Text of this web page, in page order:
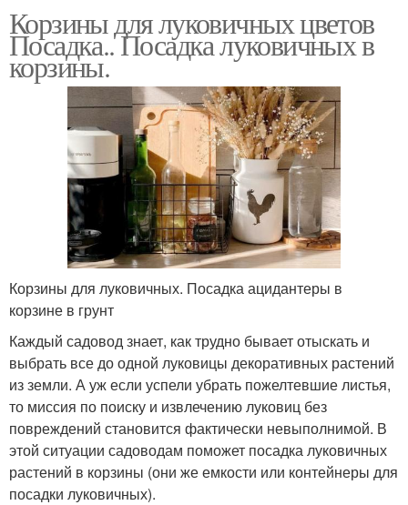
Корзины для луковичных цветов
Посадка.. Посадка луковичных в
корзины.
Корзины для луковичных. Посадка ацидантеры в
корзине в грунт
Каждый садовод знает, как трудно бывает отыскать и
выбрать все до одной луковицы декоративных растений
из земли. А уж если успели убрать пожелтевшие листья,
то миссия по поиску и извлечению луковиц без
повреждений становится фактически невыполнимой. В
этой ситуации садоводам поможет посадка луковичных
растений в корзины (они же емкости или контейнеры для
посадки луковичных).